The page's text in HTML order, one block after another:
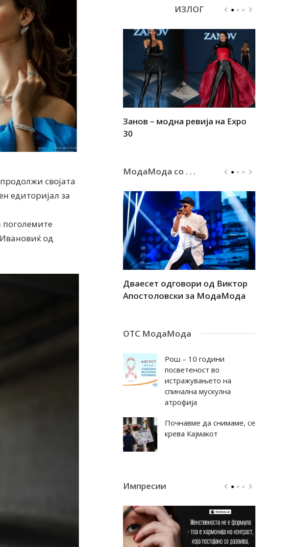
својата
едиторијал за
поголемите
од
ИЗЛОГ
обетки
Занов – модна ревија на Expo
30
МодаМода со . . .
Дваесет одговори од Виктор
Апостоловски за МодаМода
ОТС МодаМода
Рош – 10 години
посветеност во
истражувањето на
спинална мускулна
атрофија
Почнавме да снимаме, се
крева Кајмакот
Импресии